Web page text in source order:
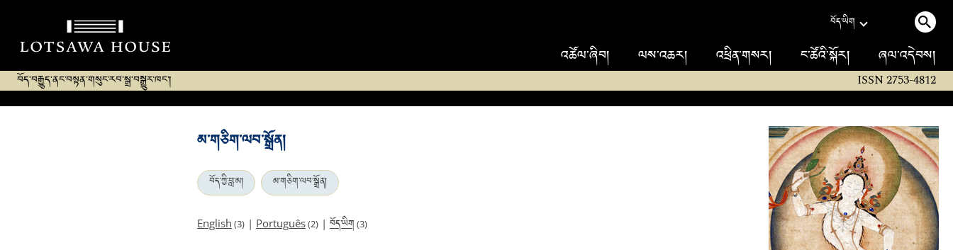
བོད་ཡིག
འཚོལ་ཞིབ། ལས་འཆར། འཕྲིན་གསར། ང་ཚོའི་སྐོར། ཞལ་འདེབས།
བོད་བརྒྱུད་ནང་བསྟན་གསུང་རབ་སྒྲ་བསྒྱུར་ཁང་། ISSN 2753-4812
མ་གཅིག་ལབ་སྒྲོན།
བོད་ཀྱི་བླ་མ། མ་གཅིག་ལབ་སྒྲོན།
English (3) | Português(2) | བོད་ཡིག (3)